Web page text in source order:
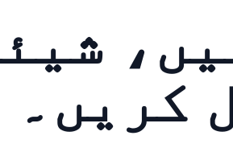
کریں۔